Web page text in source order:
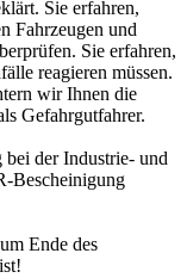
Sie erfahren,
Fahrzeugen und
Sie erfahren,
reagieren müssen.
wir Ihnen die
Gefahrgutfahrer.
bei der Industrie- und
Bescheinigung
Ende des